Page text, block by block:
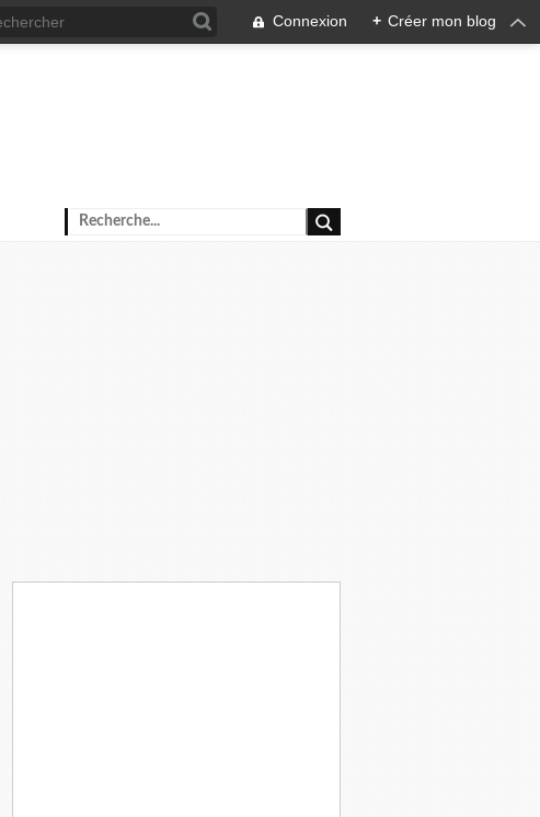
Connexion + Créer mon blog